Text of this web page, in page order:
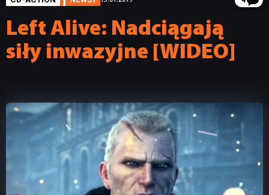
Left Alive: Nadciągają
siły inwazyjne [WIDEO]